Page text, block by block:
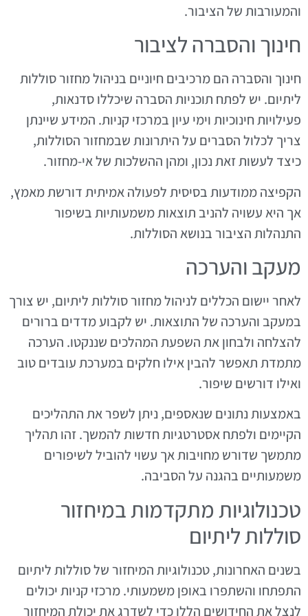
והמעורבות של הציבור.
חינוך והסברה לציבור
חינוך והסברה הם מרכיבים חיוניים בניהול מחזור סוללות
ליתיום. יש לפתח תוכניות הסברה שיכללו סדנאות,
פעילויות חינוכיות וימי עיון במרכזי קניות. המידע שיינתן
צריך לכלול הסברים על היתרונות שבמחזור הסוללות,
כיצד לעשות זאת נכון, ומהן ההשלכות של אי-מחזור.
הקפיצה ממודעות בסיסית לפעולה אמיתית דורשת מאמץ,
אך היא עשויה להניב תוצאות משמעותיות בשיפור
התנהלות הציבור בנושא הסוללות.
מעקב והערכה
לאחר יישום הכללים לניהול מחזור סוללות ליתיום, יש צורך
במעקב והערכה של התוצאות. יש לקבוע מדדים ברורים
להצלחה ולבחון את השפעת המהלכים שננקטו. הערכה
מתמדת תאפשר להבין אילו חלקים במערכת עובדים טוב
ואילו דורשים שיפור.
באמצעות נתונים שנאספים, ניתן לשפר את התהליכים
הקיימים ולפתח אסטרטגיות חדשות להמשך. זהו תהליך
מתמשך שדורש מחויבות אך עשוי להוביל לשיפורים
משמעותיים בהגנה על הסביבה.
טכנולוגיות מתקדמות במיחזור
סוללות ליתיום
בשנים האחרונות, טכנולוגיות המיחזור של סוללות ליתיום
התפתחו והשתפרו באופן משמעותי. מרכזי קניות יכולים
לנצל את החידושים הללו כדי לשדרג את יכולת המיחזור